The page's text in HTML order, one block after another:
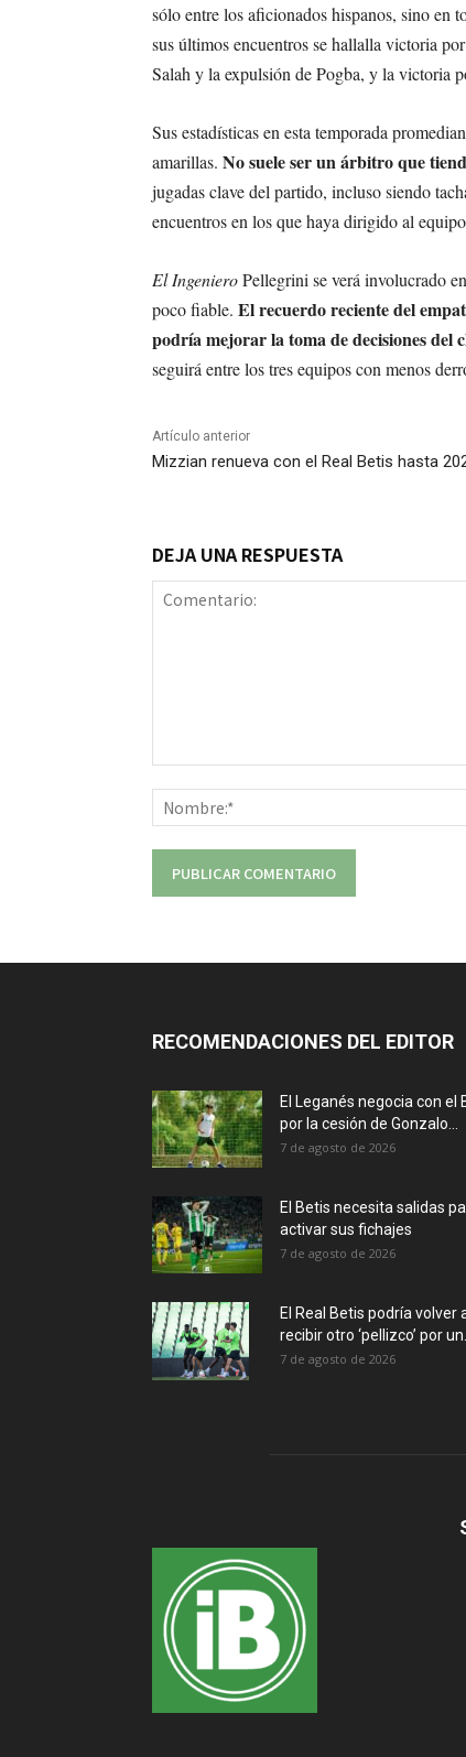
sólo entre los aficionados hispanos, sino en
sus últimos encuentros se hallalla victoria
Salah y la expulsión de Pogba, y la victoria
Sus estadísticas en esta temporada
amarillas. No suele ser un árbitro que
jugadas clave del partido, incluso siendo
encuentros en los que haya dirigido al
El IngenieroPellegrini se verá involucrado
poco fiable. El recuerdo reciente del
podría mejorar la toma de decisiones del
seguirá entre los tres equipos con menos
Artículo anterior
Mizzian renueva con el Real Betis hasta
DEJA UNA RESPUESTA
RECOMENDACIONES DEL EDITOR
El Leganés negocia con el
por la cesión de Gonzalo...
7 de agosto de 2026
El Betis necesita salidas
activar sus fichajes
7 de agosto de 2026
El Real Betis podría volver
recibir otro ‘pellizco’ por
7 de agosto de 2026